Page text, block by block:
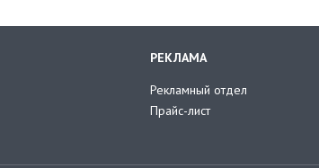
РЕКЛАМА
Рекламный отдел
Прайс-лист